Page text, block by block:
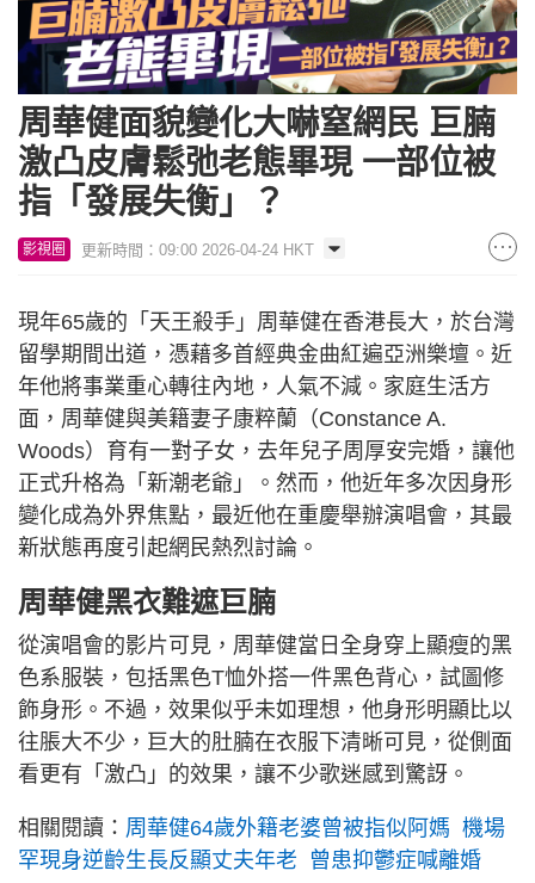
周華健面貌變化大嚇窒網民 巨腩
激凸皮膚鬆弛老態畢現 一部位被
指「發展失衡」？
影視圈 更新時間：09:00 2026-04-24 HKT
現年65歲的「天王殺手」周華健在香港長大，於台灣
留學期間出道，憑藉多首經典金曲紅遍亞洲樂壇。近
年他將事業重心轉往內地，人氣不減。家庭生活方
面，周華健與美籍妻子康粹蘭（Constance A.
Woods）育有一對子女，去年兒子周厚安完婚，讓他
正式升格為「新潮老爺」。然而，他近年多次因身形
變化成為外界焦點，最近他在重慶舉辦演唱會，其最
新狀態再度引起網民熱烈討論。
周華健黑衣難遮巨腩
從演唱會的影片可見，周華健當日全身穿上顯瘦的黑
色系服裝，包括黑色T恤外搭一件黑色背心，試圖修
飾身形。不過，效果似乎未如理想，他身形明顯比以
往脹大不少，巨大的肚腩在衣服下清晰可見，從側面
看更有「激凸」的效果，讓不少歌迷感到驚訝。
相關閱讀： 周華健64歲外籍老婆曾被指似阿媽 機場
罕現身逆齡生長反顯丈夫年老 曾患抑鬱症喊離婚